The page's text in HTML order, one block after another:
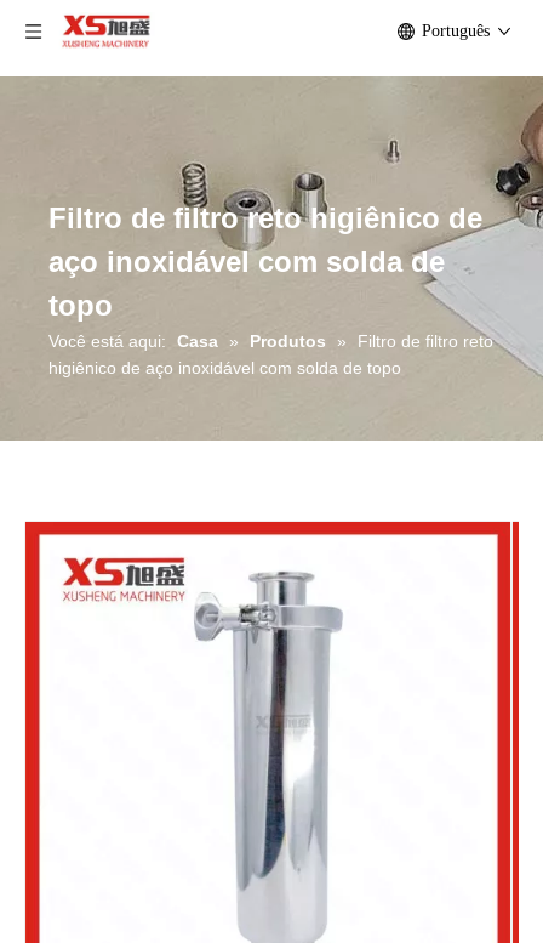
Português
Filtro de filtro reto higiênico de
aço inoxidável com solda de
topo
Você está aqui: Casa » Produtos »
Filtro de filtro reto
higiênico de aço inoxidável com solda de topo